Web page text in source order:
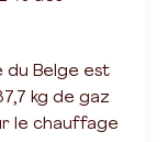
du Belge est
kg de gaz
le chauffage